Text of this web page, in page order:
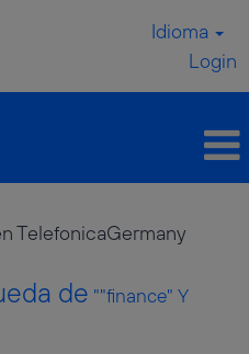
Idioma
Login
TelefonicaGermany
de ""finance" Y